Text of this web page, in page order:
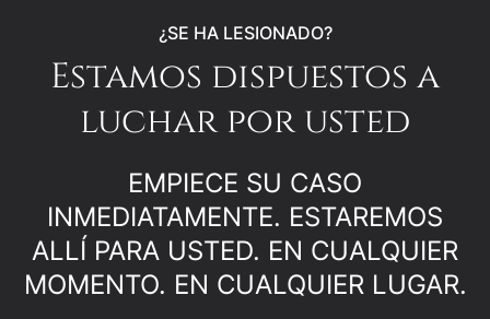
¿SE HA LESIONADO?
Estamos dispuestos a
luchar por usted
EMPIECE SU CASO
INMEDIATAMENTE. ESTAREMOS
ALLÍ PARA USTED. EN CUALQUIER
MOMENTO. EN CUALQUIER LUGAR.